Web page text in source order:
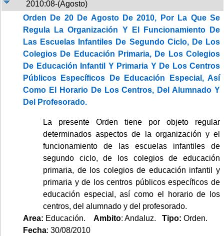
2010:08-(Agosto)
Orden De 20 De Agosto De 2010, Por La Que Se
Regula La Organización Y El Funcionamiento De
Las Escuelas Infantiles De Segundo Ciclo, De Los
Colegios De Educación Primaria, De Los Colegios
De Educación Infantil Y Primaria Y De Los Centros
Públicos Específicos De Educación Especial, Así
Como El Horario De Los Centros, Del Alumnado Y
Del Profesorado.
La presente Orden tiene por objeto regular
determinados aspectos de la organización y el
funcionamiento de las escuelas infantiles de
segundo ciclo, de los colegios de educación
primaria, de los colegios de educación infantil y
primaria y de los centros públicos específicos de
educación especial, así como el horario de los
centros, del alumnado y del profesorado.
Area: Educación. Ambito: Andaluz. Tipo: Orden.
Fecha: 30/08/2010